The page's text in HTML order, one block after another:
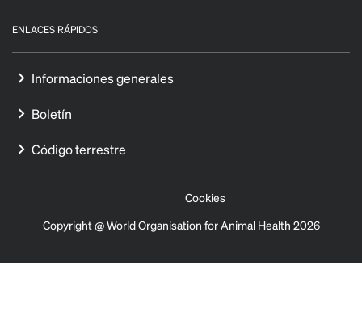
ENLACES RÁPIDOS
Informaciones generales
Boletín
Código terrestre
Cookies
Copyright @ World Organisation for Animal Health 2026